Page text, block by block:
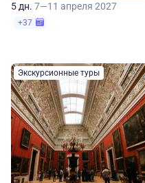
5 дн. 7—11 апреля 2027
+37
Экскурсионные туры